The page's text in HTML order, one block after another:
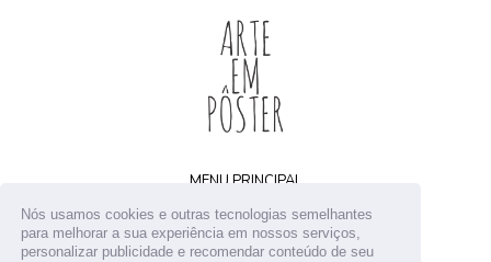
Nós usamos cookies e outras tecnologias semelhantes
para melhorar a sua experiência em nossos serviços,
personalizar publicidade e recomendar conteúdo de seu
MENU PRINCIPAL
Home
Arquivos digitais